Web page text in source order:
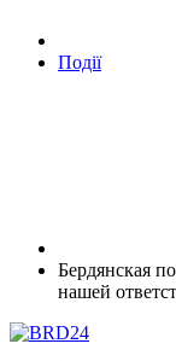
Події
Бердянская
нашей